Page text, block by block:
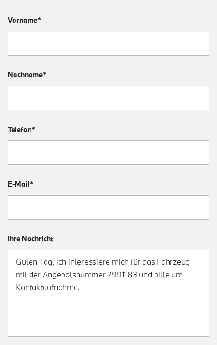
Vorname*
Nachname*
Telefon*
E-Mail*
Ihre Nachricht